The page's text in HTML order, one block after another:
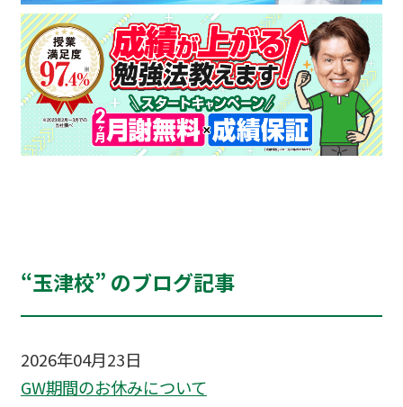
“玉津校” のブログ記事
2026年04月23日
GW期間のお休みについて